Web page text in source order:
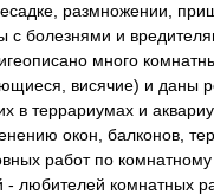
размножении,
с болезнями и
много
висячие) и даны
в террариумах и
окон, балконов,
работ по
- любителей комнатных